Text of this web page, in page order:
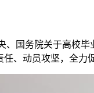
、国务院关于高校
、动员攻坚，全力